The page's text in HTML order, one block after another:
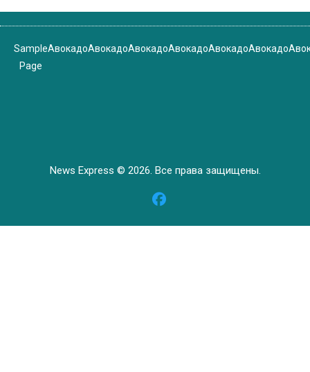
Sample
Page
АвокадоАвокадоАвокадоАвокадоАвокадоАвокадо
News Express © 2026. Все права защищены.